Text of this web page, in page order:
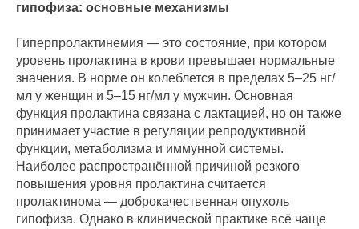
гипофиза: основные механизмы
Гиперпролактинемия — это состояние, при котором
уровень пролактина в крови превышает нормальные
значения. В норме он колеблется в пределах 5–25 нг/
мл у женщин и 5–15 нг/мл у мужчин. Основная
функция пролактина связана с лактацией, но он также
принимает участие в регуляции репродуктивной
функции, метаболизма и иммунной системы.
Наиболее распространённой причиной резкого
повышения уровня пролактина считается
пролактинома — доброкачественная опухоль
гипофиза. Однако в клинической практике всё чаще